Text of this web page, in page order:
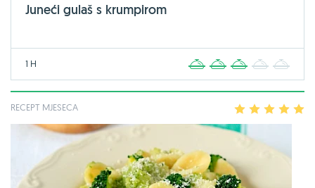
Juneći gulaš s krumpirom
1 H 2 3 4
RECEPT MJESECA 2 3 4